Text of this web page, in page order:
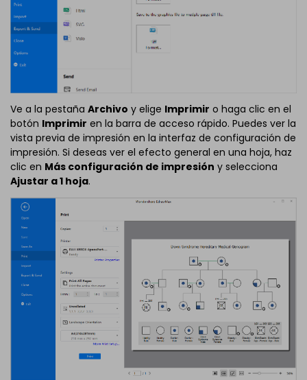
Ve a la pestaña Archivo y elige Imprimir o haga clic en el
botón Imprimir en la barra de acceso rápido. Puedes ver la
vista previa de impresión en la interfaz de configuración de
impresión. Si deseas ver el efecto general en una hoja, haz
clic en Más configuración de impresión y selecciona
Ajustar a 1 hoja.